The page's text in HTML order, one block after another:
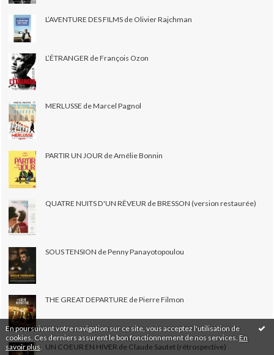
En poursuivant votre navigation sur ce site, vous acceptez l'utilisation de
cookies. Ces derniers assurent le bon fonctionnement de nos services. En
savoir plus
L’AVENTURE DES FILMS de Olivier Rajchman
L’ÉTRANGER de François Ozon
MERLUSSE de Marcel Pagnol
PARTIR UN JOUR de Amélie Bonnin
QUATRE NUITS D'UN RÊVEUR de BRESSON (version restaurée)
SOUS TENSION de Penny Panayotopoulou
THE GREAT DEPARTURE de Pierre Filmon
UN COEUR EN HIVER de Claude Sautet (rétrospective)